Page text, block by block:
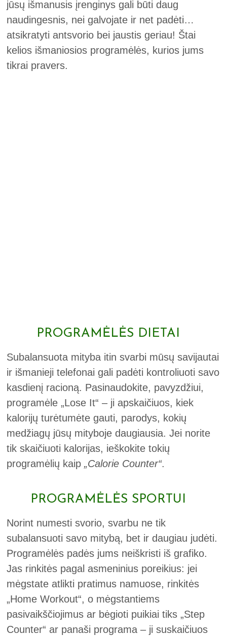
jūsų išmanusis įrenginys gali būti daug
naudingesnis, nei galvojate ir net padėti…
atsikratyti antsvorio bei jaustis geriau! Štai
kelios išmaniosios programėlės, kurios jums
tikrai pravers.
PROGRAMĖLĖS DIETAI
Subalansuota mityba itin svarbi mūsų savijautai
ir išmanieji telefonai gali padėti kontroliuoti savo
kasdienį racioną. Pasinaudokite, pavyzdžiui,
programėle „Lose It“ – ji apskaičiuos, kiek
kalorijų turėtumėte gauti, parodys, kokių
medžiagų jūsų mityboje daugiausia. Jei norite
tik skaičiuoti kalorijas, ieškokite tokių
programėlių kaip„Calorie Counter“.
PROGRAMĖLĖS SPORTUI
Norint numesti svorio, svarbu ne tik
subalansuoti savo mitybą, bet ir daugiau judėti.
Programėlės padės jums neiškristi iš grafiko.
Jas rinkitės pagal asmeninius poreikius: jei
mėgstate atlikti pratimus namuose, rinkitės
„Home Workout“, o mėgstantiems
pasivaikščiojimus ar bėgioti puikiai tiks „Step
Counter“ ar panaši programa – ji suskaičiuos